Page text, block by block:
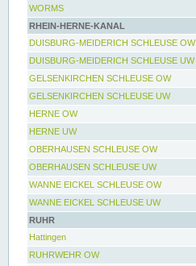
WORMS
RHEIN-HERNE-KANAL
DUISBURG-MEIDERICH SCHLEUSE OW
DUISBURG-MEIDERICH SCHLEUSE UW
GELSENKIRCHEN SCHLEUSE OW
GELSENKIRCHEN SCHLEUSE UW
HERNE OW
HERNE UW
OBERHAUSEN SCHLEUSE OW
OBERHAUSEN SCHLEUSE UW
WANNE EICKEL SCHLEUSE OW
WANNE EICKEL SCHLEUSE UW
RUHR
Hattingen
RUHRWEHR OW